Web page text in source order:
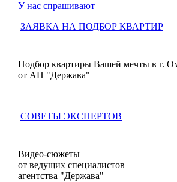
У нас спрашивают
ЗАЯВКА НА ПОДБОР КВАРТИР
Подбор квартиры Вашей мечты в г.
от АН "Держава"
СОВЕТЫ ЭКСПЕРТОВ
Видео-сюжеты
от ведущих специалистов
агентства "Держава"